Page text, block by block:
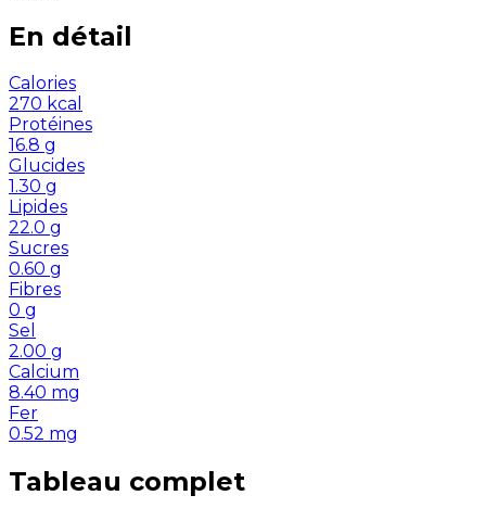
En détail
Calories
270 kcal
Protéines
16.8 g
Glucides
1.30 g
Lipides
22.0 g
Sucres
0.60 g
Fibres
0 g
Sel
2.00 g
Calcium
8.40 mg
Fer
0.52 mg
Tableau complet